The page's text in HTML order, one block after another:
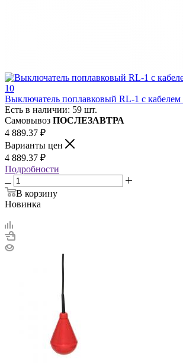
Выключатель поплавковый RL-1 с
Есть в наличии: 59 шт.
Самовывоз ПОСЛЕЗАВТРА
4 889.37 ₽
Варианты цен
4 889.37 ₽
Подробности
В корзину
Новинка